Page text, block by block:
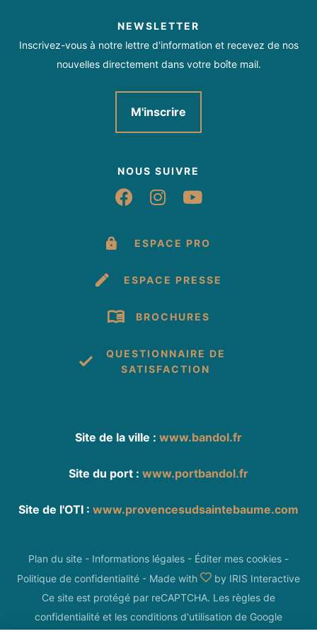
NEWSLETTER
Inscrivez-vous à notre lettre d'information et recevez de nos
nouvelles directement dans votre boîte mail.
M'inscrire
NOUS SUIVRE
Suivez-nous sur
Suivez-nous sur
Suivez-nous
ESPACE PRO
ESPACE PRESSE
BROCHURES
QUESTIONNAIRE DE
SATISFACTION
Site de la ville : www.bandol.fr
Site du port : www.portbandol.fr
Site de l'OTI : www.provencesudsaintebaume.com
Plan du site - Informations légales - Éditer mes cookies -
Politique de confidentialité - Made with by IRIS Interactive
Ce site est protégé par reCAPTCHA. Les règles de
confidentialité et les conditions d'utilisation de Google